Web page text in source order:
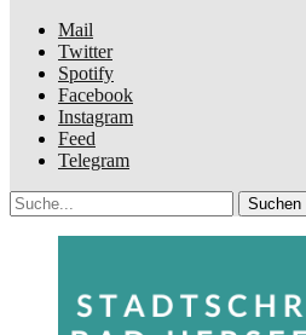
Mail
Twitter
Spotify
Facebook
Instagram
Feed
Telegram
Suche